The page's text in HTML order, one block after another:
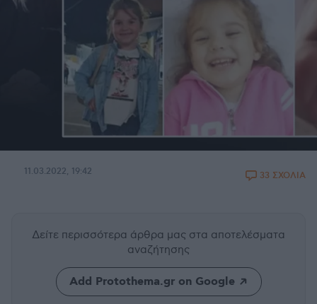
11.03.2022, 19:42 33 ΣΧΟΛΙΑ
Δείτε περισσότερα άρθρα μας στα αποτελέσματα
αναζήτησης
Add Protothema.gr on Google